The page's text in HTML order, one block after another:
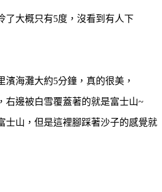
了大概只有5度，沒看到有人下
濱海灘大約5分鐘， 真的很美，
右邊被白雪覆蓋著的就是富士山~
士山，但是這裡腳踩著沙子的感覺就